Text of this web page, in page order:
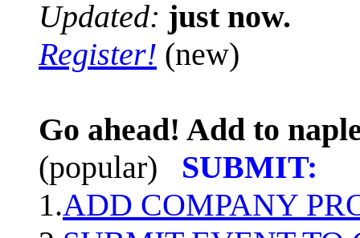
Updated: just now.
Register! (new)
Go ahead! Add to
(popular)
SUBMIT:
1.ADD COMPANY